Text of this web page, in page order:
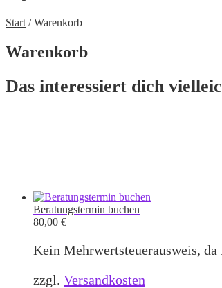
Start /Warenkorb
Warenkorb
Das interessiert dich
Beratungstermin buchen
80,00 €
Kein Mehrwertsteuerausweis,
zzgl. Versandkosten